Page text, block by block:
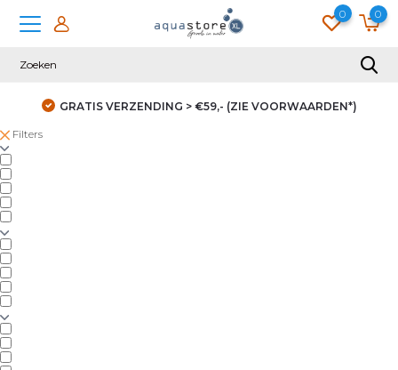
0 0
GRATIS VERZENDING > €59,- (ZIE VOORWAARDEN*)
Filters